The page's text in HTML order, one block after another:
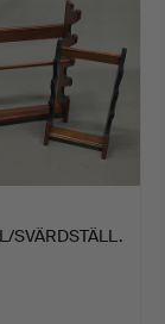
SVÄRDSTÄLL.